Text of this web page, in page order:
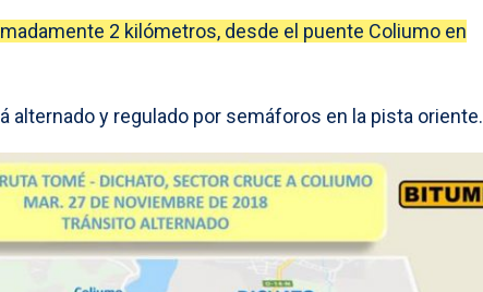
2 kilómetros, desde el puente Coliumo en
alternado y regulado por semáforos en la pista oriente.